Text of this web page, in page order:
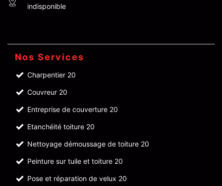
indisponible
Nos Services
Charpentier 20
Couvreur 20
Entreprise de couverture 20
Etanchéité toiture 20
Nettoyage démoussage de toiture 20
Peinture sur tuile et toiture 20
Pose et réparation de velux 20